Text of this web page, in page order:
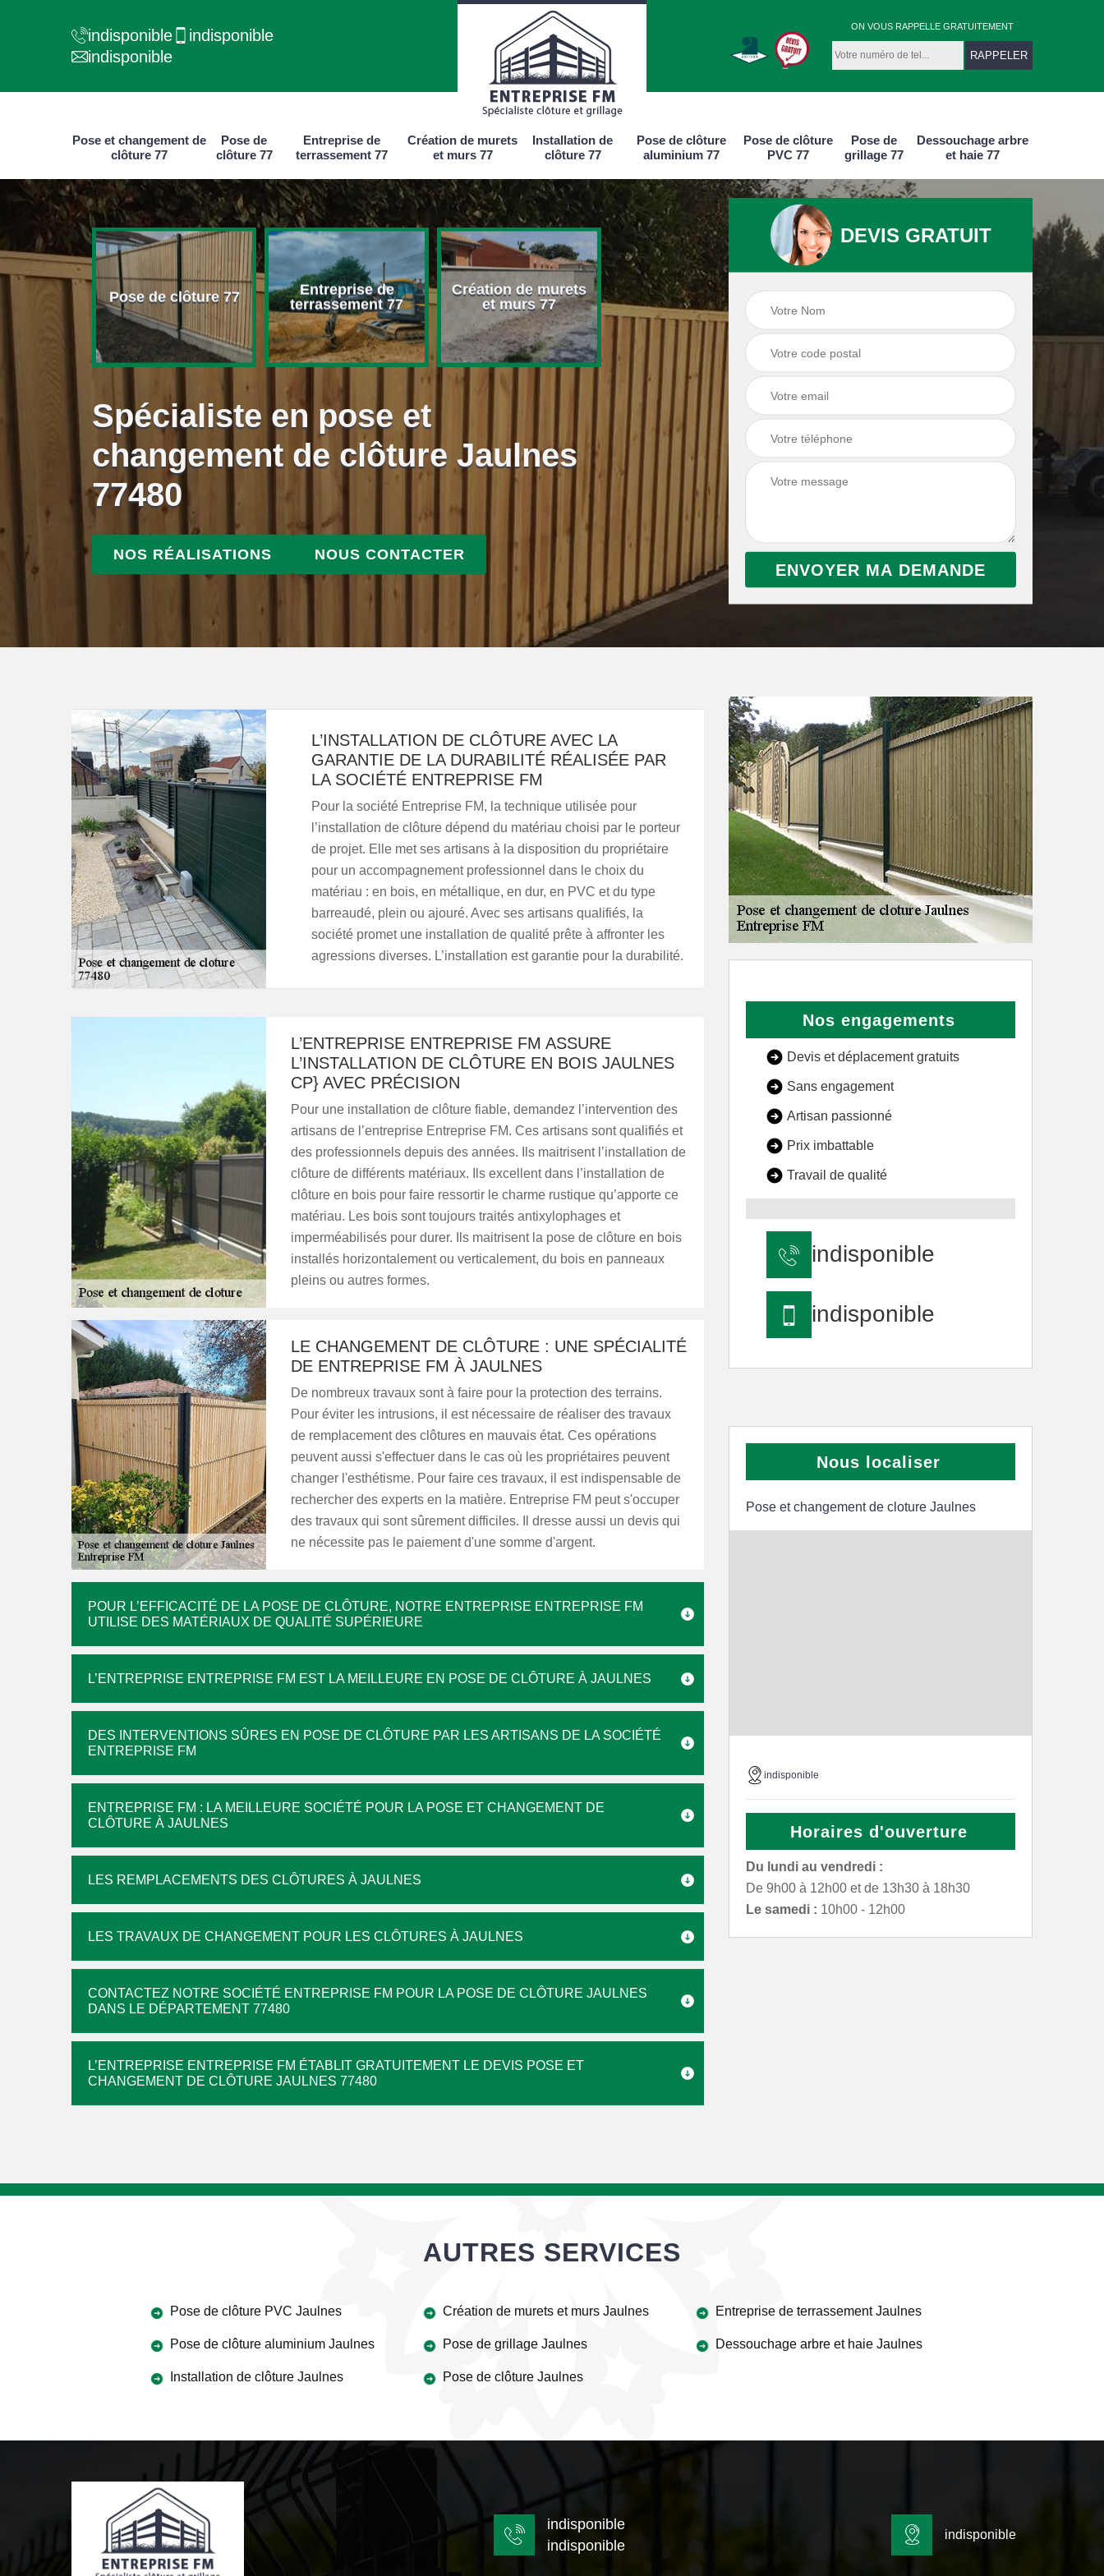
indisponible
indisponible
indisponible
ON VOUS RAPPELLE GRATUITEMENT
Pose et changement de
clôture 77
Pose de
clôture 77
Entreprise de
terrassement 77
Création de murets
et murs 77
Installation de
clôture 77
Pose de clôture
aluminium 77
Pose de clôture
PVC 77
Pose de
grillage 77
Dessouchage arbre
et haie 77
et
de
Pose de clôture 77
Entreprise de
terrassement 77
Création de murets
et murs 77
Installation de
clôture 77
Pose de clôture
Pose de clôture
PVC 77
Spécialiste en pose et
changement de clôture Jaulnes
77480
NOS RÉALISATIONS NOUS CONTACTER
DEVIS GRATUIT
L’INSTALLATION DE CLÔTURE AVEC LA
GARANTIE DE LA DURABILITÉ RÉALISÉE PAR
LA SOCIÉTÉ ENTREPRISE FM
Pour la société Entreprise FM, la technique utilisée pour
l’installation de clôture dépend du matériau choisi par le porteur
de projet. Elle met ses artisans à la disposition du propriétaire
pour un accompagnement professionnel dans le choix du
matériau : en bois, en métallique, en dur, en PVC et du type
barreaudé, plein ou ajouré. Avec ses artisans qualifiés, la
société promet une installation de qualité prête à affronter les
agressions diverses. L’installation est garantie pour la durabilité.
L’ENTREPRISE ENTREPRISE FM ASSURE
L’INSTALLATION DE CLÔTURE EN BOIS JAULNES
CP} AVEC PRÉCISION
Pour une installation de clôture fiable, demandez l’intervention des
artisans de l’entreprise Entreprise FM. Ces artisans sont qualifiés et
des professionnels depuis des années. Ils maitrisent l’installation de
clôture de différents matériaux. Ils excellent dans l’installation de
clôture en bois pour faire ressortir le charme rustique qu’apporte ce
matériau. Les bois sont toujours traités antixylophages et
imperméabilisés pour durer. Ils maitrisent la pose de clôture en bois
installés horizontalement ou verticalement, du bois en panneaux
pleins ou autres formes.
LE CHANGEMENT DE CLÔTURE : UNE SPÉCIALITÉ
DE ENTREPRISE FM À JAULNES
De nombreux travaux sont à faire pour la protection des terrains.
Pour éviter les intrusions, il est nécessaire de réaliser des travaux
de remplacement des clôtures en mauvais état. Ces opérations
peuvent aussi s'effectuer dans le cas où les propriétaires peuvent
changer l'esthétisme. Pour faire ces travaux, il est indispensable de
rechercher des experts en la matière. Entreprise FM peut s'occuper
des travaux qui sont sûrement difficiles. Il dresse aussi un devis qui
ne nécessite pas le paiement d'une somme d'argent.
POUR L’EFFICACITÉ DE LA POSE DE CLÔTURE, NOTRE ENTREPRISE ENTREPRISE FM
UTILISE DES MATÉRIAUX DE QUALITÉ SUPÉRIEURE
L’ENTREPRISE ENTREPRISE FM EST LA MEILLEURE EN POSE DE CLÔTURE À JAULNES
DES INTERVENTIONS SÛRES EN POSE DE CLÔTURE PAR LES ARTISANS DE LA SOCIÉTÉ
ENTREPRISE FM
ENTREPRISE FM : LA MEILLEURE SOCIÉTÉ POUR LA POSE ET CHANGEMENT DE
CLÔTURE À JAULNES
LES REMPLACEMENTS DES CLÔTURES À JAULNES
LES TRAVAUX DE CHANGEMENT POUR LES CLÔTURES À JAULNES
CONTACTEZ NOTRE SOCIÉTÉ ENTREPRISE FM POUR LA POSE DE CLÔTURE JAULNES
DANS LE DÉPARTEMENT 77480
L’ENTREPRISE ENTREPRISE FM ÉTABLIT GRATUITEMENT LE DEVIS POSE ET
CHANGEMENT DE CLÔTURE JAULNES 77480
Nos engagements
Devis et déplacement gratuits
Sans engagement
Artisan passionné
Prix imbattable
Travail de qualité
indisponible
indisponible
Nous localiser
Pose et changement de cloture Jaulnes
indisponible
Horaires d'ouverture
Du lundi au vendredi :
De 9h00 à 12h00 et de 13h30 à 18h30
Le samedi : 10h00 - 12h00
AUTRES SERVICES
Pose de clôture PVC Jaulnes
Pose de clôture aluminium Jaulnes
Installation de clôture Jaulnes
Création de murets et murs Jaulnes
Pose de grillage Jaulnes
Pose de clôture Jaulnes
Entreprise de terrassement Jaulnes
Dessouchage arbre et haie Jaulnes
indisponible
indisponible
indisponible